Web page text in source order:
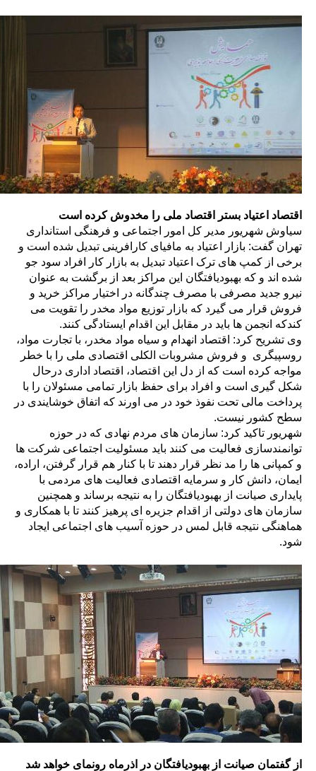
اقتصاد اعتیاد بستر اقتصاد ملی را مخدوش کرده است
سیاوش شهریور مدیر کل امور اجتماعی و فرهنگی استانداری
تهران گفت: بازار اعتیاد به مافیای کارافرینی تبدیل شده است و
برخی از کمپ های ترک اعتیاد تبدیل به بازار کار افراد سود جو
شده اند و که بهبودیافتگان این مراکز بعد از برگشت به عنوان
نیرو جدید مصرفی با مصرف چندگانه در اختیار مراکز خرید و
فروش قرار می گیرد که بازار توزیع مواد مخدر را تقویت می
کندکه انجمن ها باید در مقابل این اقدام ایستادگی کنند.
وی تشریح کرد: اقتصاد انهدام و سیاه مواد مخدر، با تجارت مواد،
روسپیگری و فروش مشروبات الکلی اقتصادی ملی را با خطر
مواجه کرده است که از دل این اقتصاد، اقتصاد اداری درحال
شکل گیری است و افراد برای حفظ بازار تمامی مسئولان را با
پرداخت مالی تحت نفوذ خود در می اورند که اتفاق خوشایندی در
سطح کشور نیست.
شهریور تاکید کرد: سازمان های مردم نهادی که در حوزه
توانمندسازی فعالیت می کنند باید مسئولیت اجتماعی شرکت ها
و کمپانی ها را مد نظر قرار دهند تا با کنار هم قرار گرفتن، اراده،
ایمان، دانش کار و سرمایه اقتصادی فعالیت های مردمی با
پایداری صیانت از بهبودیافتگان را به نتیجه برساند و همچنین
سازمان های دولتی از اقدام جزیره ای پرهیز کنند تا با همکاری و
هماهنگی نتیجه قابل لمس در حوزه آسیب های اجتماعی ایجاد
شود.
از گفتمان صیانت از بهبودیافتگان در اذرماه رونمای خواهد شد